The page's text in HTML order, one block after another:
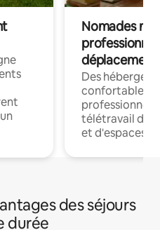
Nomades
déplacement
Des
confortables
professionnels
télétravail
et d'espaces
des séjours
durée